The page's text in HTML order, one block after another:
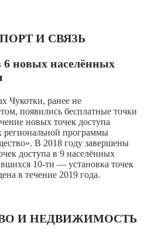
И СВЯЗЬ
новых населённых
Чукотки, ранее не
появились бесплатные точки
новых точек доступа
региональной программы
В 2018 году завершены
доступа в 9 населённых
10-ти — установка точек
в течение 2019 года.
И НЕДВИЖИМОСТЬ